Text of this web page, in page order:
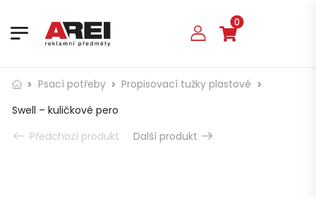
0
Psací potřeby
Propisovací tužky plastové
Swell – kuličkové pero
Předchozí produkt
Další produkt